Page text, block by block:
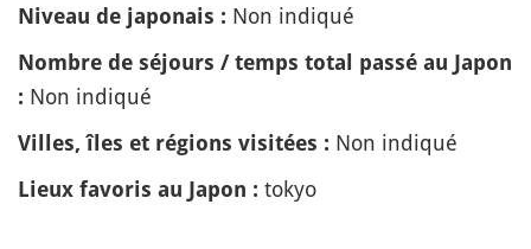
Niveau de japonais : Non indiqué
Nombre de séjours / temps total passé au Japon
: Non indiqué
Villes, îles et régions visitées : Non indiqué
Lieux favoris au Japon : tokyo